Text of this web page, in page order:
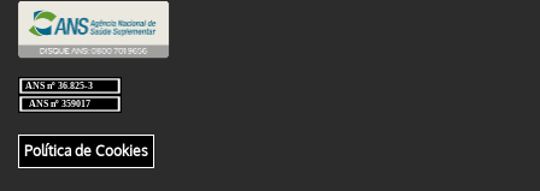
Política de Cookies